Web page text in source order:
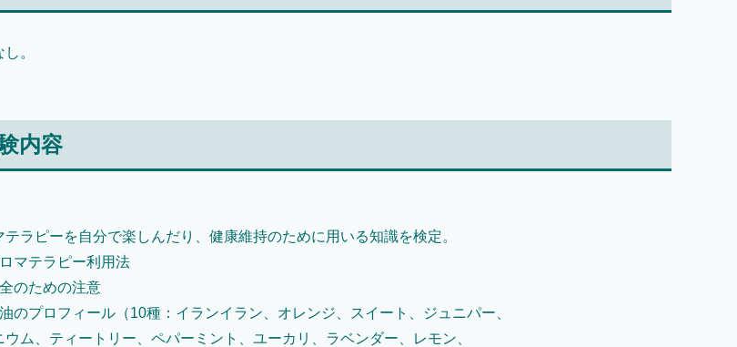
。
内容
テラピーを自分で楽しんだり、健康維持のために用いる知識を検定。
マテラピー利用法
のための注意
のプロフィール（10種：イランイラン、オレンジ、スイート、ジュニパー、
ウム、ティートリー、ペパーミント、ユーカリ、ラベンダー、レモン、